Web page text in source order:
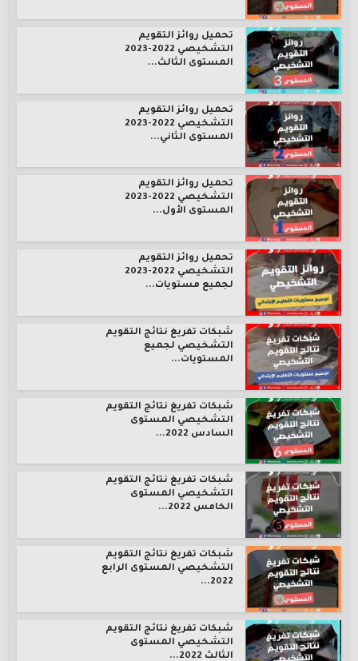
تحميل روائز التقويم
التشخيصي 2022-2023
المستوى الثالث...
تحميل روائز التقويم
التشخيصي 2022-2023
المستوى الثاني...
تحميل روائز التقويم
التشخيصي 2022-2023
المستوى الأول...
تحميل روائز التقويم
التشخيصي 2022-2023
لجميع مستويات...
شبكات تفريغ نتائج التقويم
التشخيصي لجميع
المستويات...
شبكات تفريغ نتائج التقويم
التشخيصي المستوى
السادس 2022...
شبكات تفريغ نتائج التقويم
التشخيصي المستوى
الخامس 2022...
شبكات تفريغ نتائج التقويم
التشخيصي المستوى الرابع
2022...
شبكات تفريغ نتائج التقويم
التشخيصي المستوى
الثالث 2022...